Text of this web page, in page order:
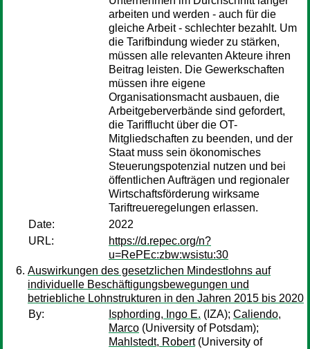
arbeiten und werden - auch für die
gleiche Arbeit - schlechter bezahlt. Um
die Tarifbindung wieder zu stärken,
müssen alle relevanten Akteure ihren
Beitrag leisten. Die Gewerkschaften
müssen ihre eigene
Organisationsmacht ausbauen, die
Arbeitgeberverbände sind gefordert,
die Tarifflucht über die OT-
Mitgliedschaften zu beenden, und der
Staat muss sein ökonomisches
Steuerungspotenzial nutzen und bei
öffentlichen Aufträgen und regionaler
Wirtschaftsförderung wirksame
Tariftreueregelungen erlassen.
Date:
2022
URL:
https://d.repec.org/n?
u=RePEc:zbw:wsistu:30
Auswirkungen des gesetzlichen Mindestlohns auf
individuelle Beschäftigungsbewegungen und
betriebliche Lohnstrukturen in den Jahren 2015 bis 2020
By:
Isphording, Ingo E. (IZA); Caliendo,
Marco (University of Potsdam);
Mahlstedt, Robert(University of